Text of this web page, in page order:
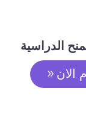
الدراسية
الان